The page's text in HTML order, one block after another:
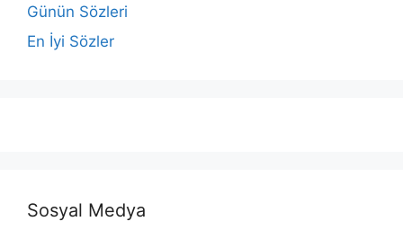
Günün Sözleri
En İyi Sözler
Sosyal Medya